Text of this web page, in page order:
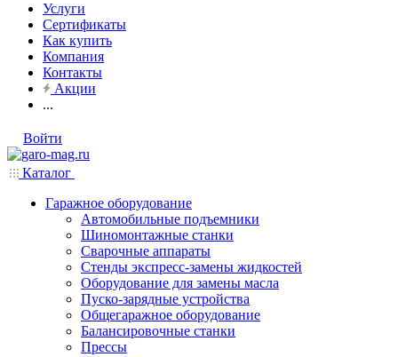
Услуги
Сертификаты
Как купить
Компания
Контакты
Акции
...
Войти
Каталог
Гаражное оборудование
Автомобильные подъемники
Шиномонтажные станки
Сварочные аппараты
Стенды экспресс-замены жидкостей
Оборудование для замены масла
Пуско-зарядные устройства
Общегаражное оборудование
Балансировочные станки
Прессы